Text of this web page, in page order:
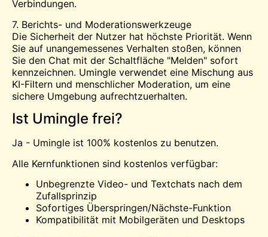
Verbindungen.
7. Berichts- und Moderationswerkzeuge
Die Sicherheit der Nutzer hat höchste Priorität. Wenn
Sie auf unangemessenes Verhalten stoßen, können
Sie den Chat mit der Schaltfläche "Melden" sofort
kennzeichnen. Umingle verwendet eine Mischung aus
KI-Filtern und menschlicher Moderation, um eine
sichere Umgebung aufrechtzuerhalten.
Ist Umingle frei?
Ja - Umingle ist 100% kostenlos zu benutzen.
Alle Kernfunktionen sind kostenlos verfügbar:
Unbegrenzte Video- und Textchats nach dem
Zufallsprinzip
Sofortiges Überspringen/Nächste-Funktion
Kompatibilität mit Mobilgeräten und Desktops